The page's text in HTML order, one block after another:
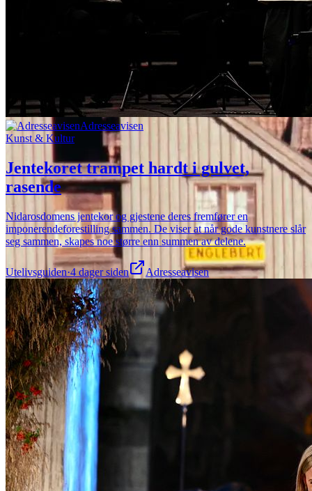
Adresseavisen
Kunst & Kultur
Jentekoret trampet hardt i gulvet,
rasende
Nidarosdomens jentekor og gjestene deres fremfører en
imponerendeforestilling sammen. De viser at når gode kunstnere slår
seg sammen, skapes noe større enn summen av delene.
Utelivsguiden·4 dager siden Adresseavisen